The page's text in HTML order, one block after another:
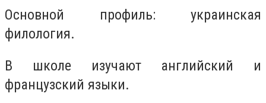
Основной профиль: украинская
филология.
В школе изучают английский и
французский языки.